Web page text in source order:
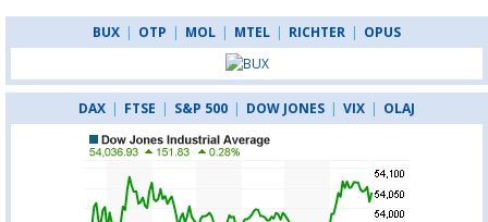
BUX | OTP | MOL | MTEL | RICHTER | OPUS
DAX | FTSE | S&P 500 | DOW JONES | VIX | OLAJ